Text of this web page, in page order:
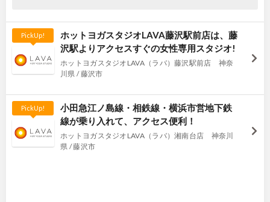
PickUp!
ホットヨガスタジオLAVA藤沢駅前店は、藤
沢駅よりアクセスすぐの女性専用スタジオ!
ホットヨガスタジオLAVA（ラバ）藤沢駅前店 神奈
川県 / 藤沢市
PickUp!
小田急江ノ島線・相鉄線・横浜市営地下鉄
線が乗り入れて、アクセス便利！
ホットヨガスタジオLAVA（ラバ）湘南台店 神奈川
県 / 藤沢市